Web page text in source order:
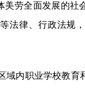
美劳全面发展的社
法律、行政法规
域内职业学校教育